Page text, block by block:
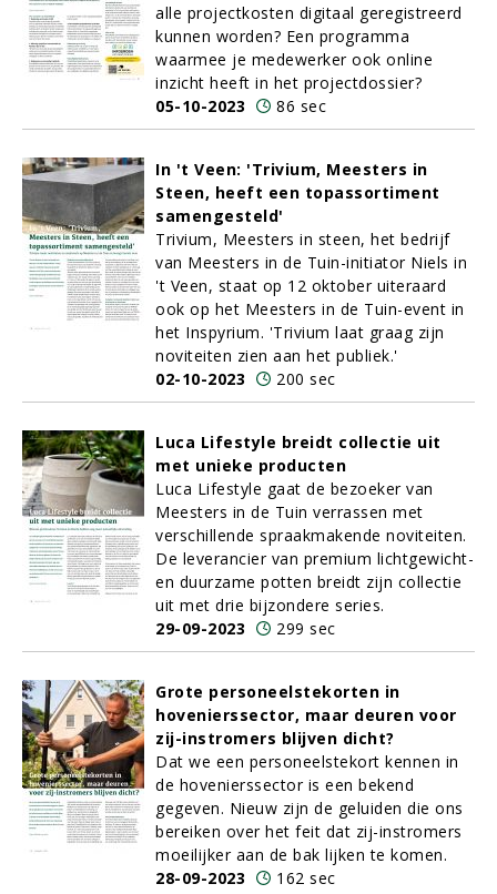
alle projectkosten digitaal geregistreerd
kunnen worden? Een programma
waarmee je medewerker ook online
inzicht heeft in het projectdossier?
05-10-2023
86 sec
In 't Veen: 'Trivium, Meesters in
Steen, heeft een topassortiment
samengesteld'
Trivium, Meesters in steen, het bedrijf
van Meesters in de Tuin-initiator Niels in
't Veen, staat op 12 oktober uiteraard
ook op het Meesters in de Tuin-event in
het Inspyrium. 'Trivium laat graag zijn
noviteiten zien aan het publiek.'
02-10-2023
200 sec
Luca Lifestyle breidt collectie uit
met unieke producten
Luca Lifestyle gaat de bezoeker van
Meesters in de Tuin verrassen met
verschillende spraakmakende noviteiten.
De leverancier van premium lichtgewicht-
en duurzame potten breidt zijn collectie
uit met drie bijzondere series.
29-09-2023
299 sec
Grote personeelstekorten in
hovenierssector, maar deuren voor
zij-instromers blijven dicht?
Dat we een personeelstekort kennen in
de hovenierssector is een bekend
gegeven. Nieuw zijn de geluiden die ons
bereiken over het feit dat zij-instromers
moeilijker aan de bak lijken te komen.
28-09-2023
162 sec